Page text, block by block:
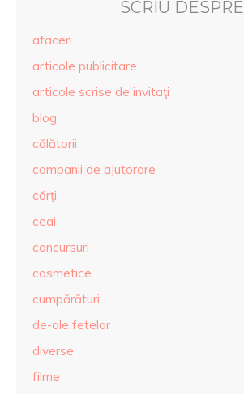
SCRIU DESPRE
afaceri
articole publicitare
articole scrise de invitaţi
blog
călătorii
campanii de ajutorare
cărţi
ceai
concursuri
cosmetice
cumpărături
de-ale fetelor
diverse
filme